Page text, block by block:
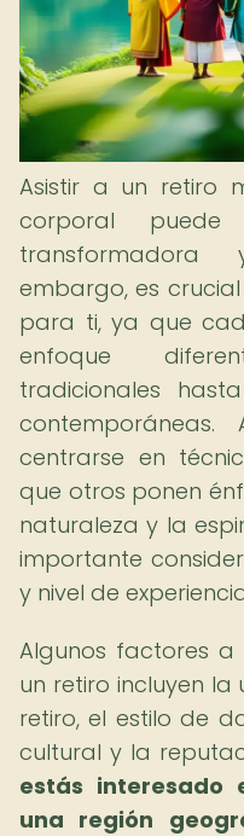
Asistir a un retiro
corporal puede
transformadora
embargo, es
para ti, ya que
enfoque
tradicionales
contemporáneas.
centrarse en
que otros ponen
naturaleza y la
importante
y nivel de
Algunos factores
un retiro incluyen
retiro, el estilo de
cultural y la
estás interesado
una región